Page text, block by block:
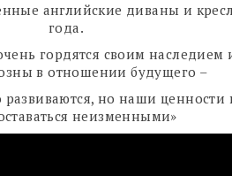
английские диваны и
года.
гордятся своим наследием
в отношении будущего –
но наши ценности
неизменными»